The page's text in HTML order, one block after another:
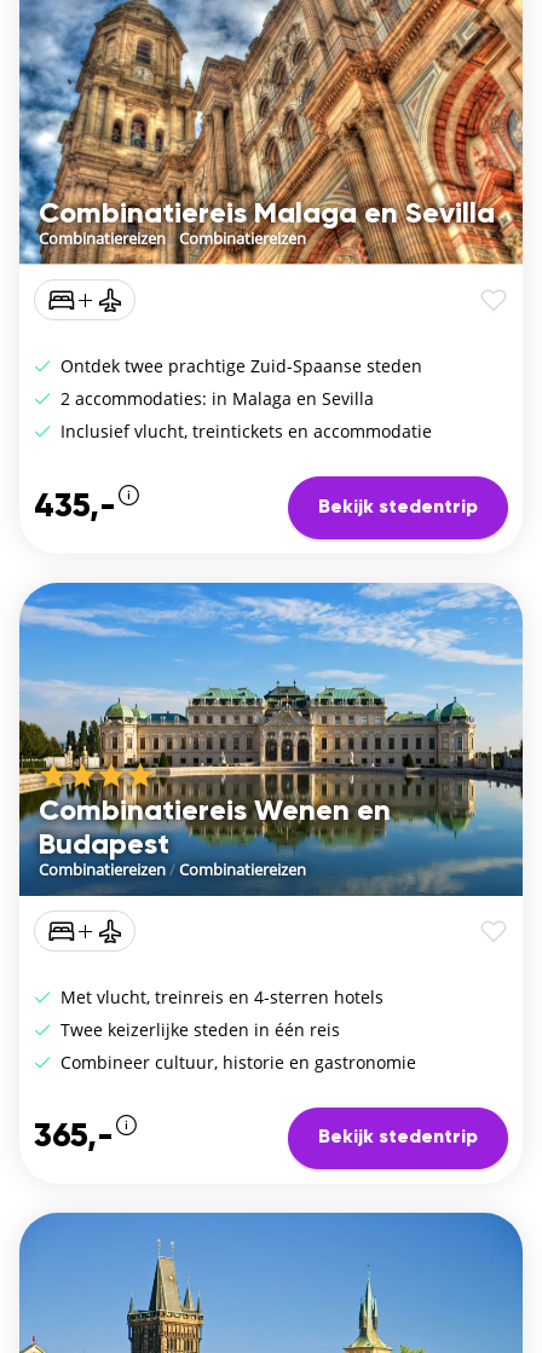
Combinatiereis Malaga en Sevilla
Combinatiereizen/Combinatiereizen
Ontdek twee prachtige Zuid-Spaanse steden
2 accommodaties: in Malaga en Sevilla
Inclusief vlucht, treintickets en accommodatie
435,- Bekijk stedentrip
Combinatiereis Wenen en
Budapest
Combinatiereizen/Combinatiereizen
Met vlucht, treinreis en 4-sterren hotels
Twee keizerlijke steden in één reis
Combineer cultuur, historie en gastronomie
365,- Bekijk stedentrip